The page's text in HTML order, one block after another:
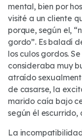
mental, bien por
visité a un cliente
porque, según el,
gordo”. Es baladí
los culos gordos.
consideraba muy
atraído
de casarse, la
marido caía bajo
según él escurrido,
La